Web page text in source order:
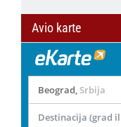
Avio karte
Beograd, Srbija
Destinacija (grad